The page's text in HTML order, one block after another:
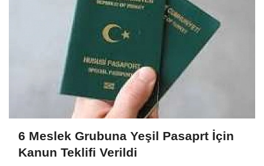
6 Meslek Grubuna Yeşil Pasaprt İçin
Kanun Teklifi Verildi